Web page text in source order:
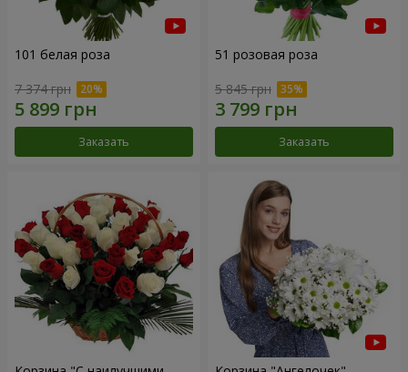
101 белая роза
7 374 грн
Заказать
51 розовая роза
5 845 грн
Заказать